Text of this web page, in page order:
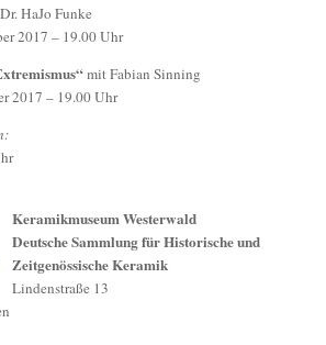
HaJo Funke
2017 – 19.00 Uhr
mit Fabian Sinning
2017 – 19.00 Uhr
Keramikmuseum Westerwald
Deutsche Sammlung für Historische und
Zeitgenössische Keramik
Lindenstraße 13